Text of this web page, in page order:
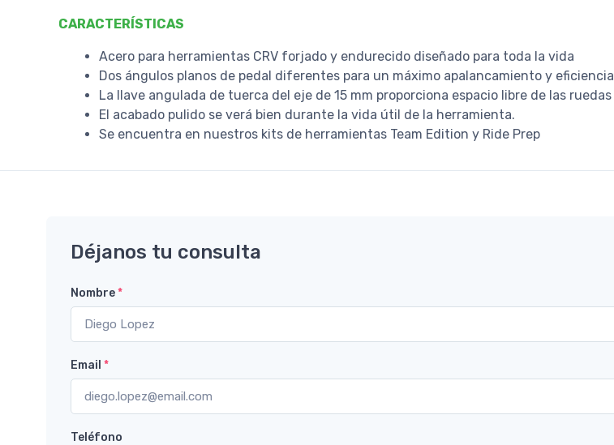
CARACTERÍSTICAS
Acero para herramientas CRV forjado y endurecido diseñado para toda la vida
Dos ángulos planos de pedal diferentes para un máximo apalancamiento y eficiencia
La llave angulada de tuerca del eje de 15 mm proporciona espacio libre de las ruedas
El acabado pulido se verá bien durante la vida útil de la herramienta.
Se encuentra en nuestros kits de herramientas Team Edition y Ride Prep
Déjanos tu consulta
Nombre*
Email *
Teléfono